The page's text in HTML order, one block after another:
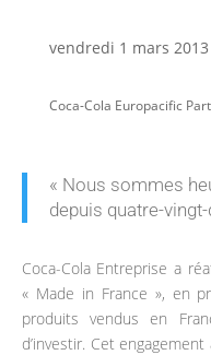
vendredi 1 mars 2013
Coca-Cola Europacific
« Nous sommes
depuis quatre-
Coca-Cola Entreprise a
« Made in France », en
produits vendus en
d’investir. Cet